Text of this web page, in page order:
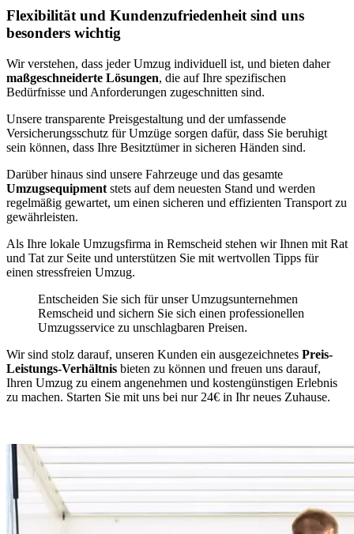
Flexibilität und Kundenzufriedenheit sind uns
besonders wichtig
Wir verstehen, dass jeder Umzug individuell ist, und bieten daher
maßgeschneiderte Lösungen, die auf Ihre spezifischen
Bedürfnisse und Anforderungen zugeschnitten sind.
Unsere transparente Preisgestaltung und der umfassende
Versicherungsschutz für Umzüge sorgen dafür, dass Sie beruhigt
sein können, dass Ihre Besitztümer in sicheren Händen sind.
Darüber hinaus sind unsere Fahrzeuge und das gesamte
Umzugsequipment stets auf dem neuesten Stand und werden
regelmäßig gewartet, um einen sicheren und effizienten Transport zu
gewährleisten.
Als Ihre lokale Umzugsfirma in Remscheid stehen wir Ihnen mit Rat
und Tat zur Seite und unterstützen Sie mit wertvollen Tipps für
einen stressfreien Umzug.
Entscheiden Sie sich für unser Umzugsunternehmen
Remscheid und sichern Sie sich einen professionellen
Umzugsservice zu unschlagbaren Preisen.
Wir sind stolz darauf, unseren Kunden ein ausgezeichnetes Preis-
Leistungs-Verhältnis bieten zu können und freuen uns darauf,
Ihren Umzug zu einem angenehmen und kostengünstigen Erlebnis
zu machen. Starten Sie mit uns bei nur 24€ in Ihr neues Zuhause.